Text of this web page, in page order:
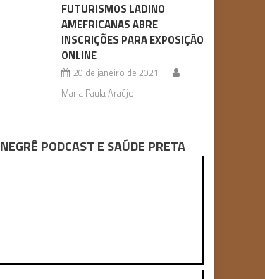
FUTURISMOS LADINO
AMEFRICANAS ABRE
INSCRIÇÕES PARA EXPOSIÇÃO
ONLINE
20 de janeiro de 2021
Maria Paula Araújo
NEGRÊ PODCAST E SAÚDE PRETA